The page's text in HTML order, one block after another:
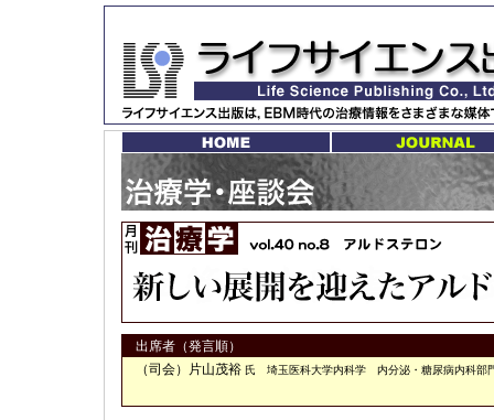
出席者（発言順）
（司会）片山茂裕 氏 埼玉医科大学内科学 内分泌・糖尿病内科部